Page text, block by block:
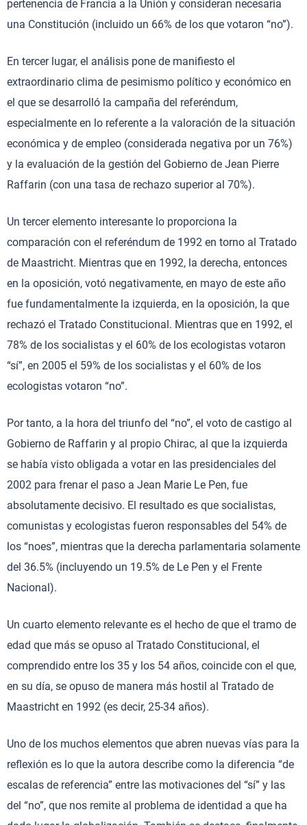
pertenencia de Francia a la Unión y consideran necesaria
una Constitución (incluido un 66% de los que votaron “no”).
En tercer lugar, el análisis pone de manifiesto el
extraordinario clima de pesimismo político y económico en
el que se desarrolló la campaña del referéndum,
especialmente en lo referente a la valoración de la situación
económica y de empleo (considerada negativa por un 76%)
y la evaluación de la gestión del Gobierno de Jean Pierre
Raffarin (con una tasa de rechazo superior al 70%).
Un tercer elemento interesante lo proporciona la
comparación con el referéndum de 1992 en torno al Tratado
de Maastricht. Mientras que en 1992, la derecha, entonces
en la oposición, votó negativamente, en mayo de este año
fue fundamentalmente la izquierda, en la oposición, la que
rechazó el Tratado Constitucional. Mientras que en 1992, el
78% de los socialistas y el 60% de los ecologistas votaron
“sí”, en 2005 el 59% de los socialistas y el 60% de los
ecologistas votaron “no”.
Por tanto, a la hora del triunfo del “no”, el voto de castigo al
Gobierno de Raffarin y al propio Chirac, al que la izquierda
se había visto obligada a votar en las presidenciales del
2002 para frenar el paso a Jean Marie Le Pen, fue
absolutamente decisivo. El resultado es que socialistas,
comunistas y ecologistas fueron responsables del 54% de
los “noes”, mientras que la derecha parlamentaria solamente
del 36.5% (incluyendo un 19.5% de Le Pen y el Frente
Nacional).
Un cuarto elemento relevante es el hecho de que el tramo de
edad que más se opuso al Tratado Constitucional, el
comprendido entre los 35 y los 54 años, coincide con el que,
en su día, se opuso de manera más hostil al Tratado de
Maastricht en 1992 (es decir, 25-34 años).
Uno de los muchos elementos que abren nuevas vías para la
reflexión es lo que la autora describe como la diferencia “de
escalas de referencia” entre las motivaciones del “sí” y las
del “no”, que nos remite al problema de identidad a que ha